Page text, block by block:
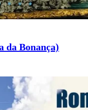
da Bonança)